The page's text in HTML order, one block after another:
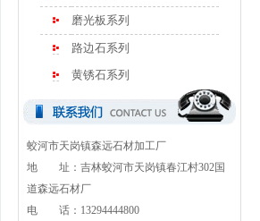
磨光板系列
路边石系列
黄锈石系列
蛟河市天岗镇森远石材加工厂
地 址：吉林蛟河市天岗镇春江村302国
道森远石材厂
电 话：13294444800